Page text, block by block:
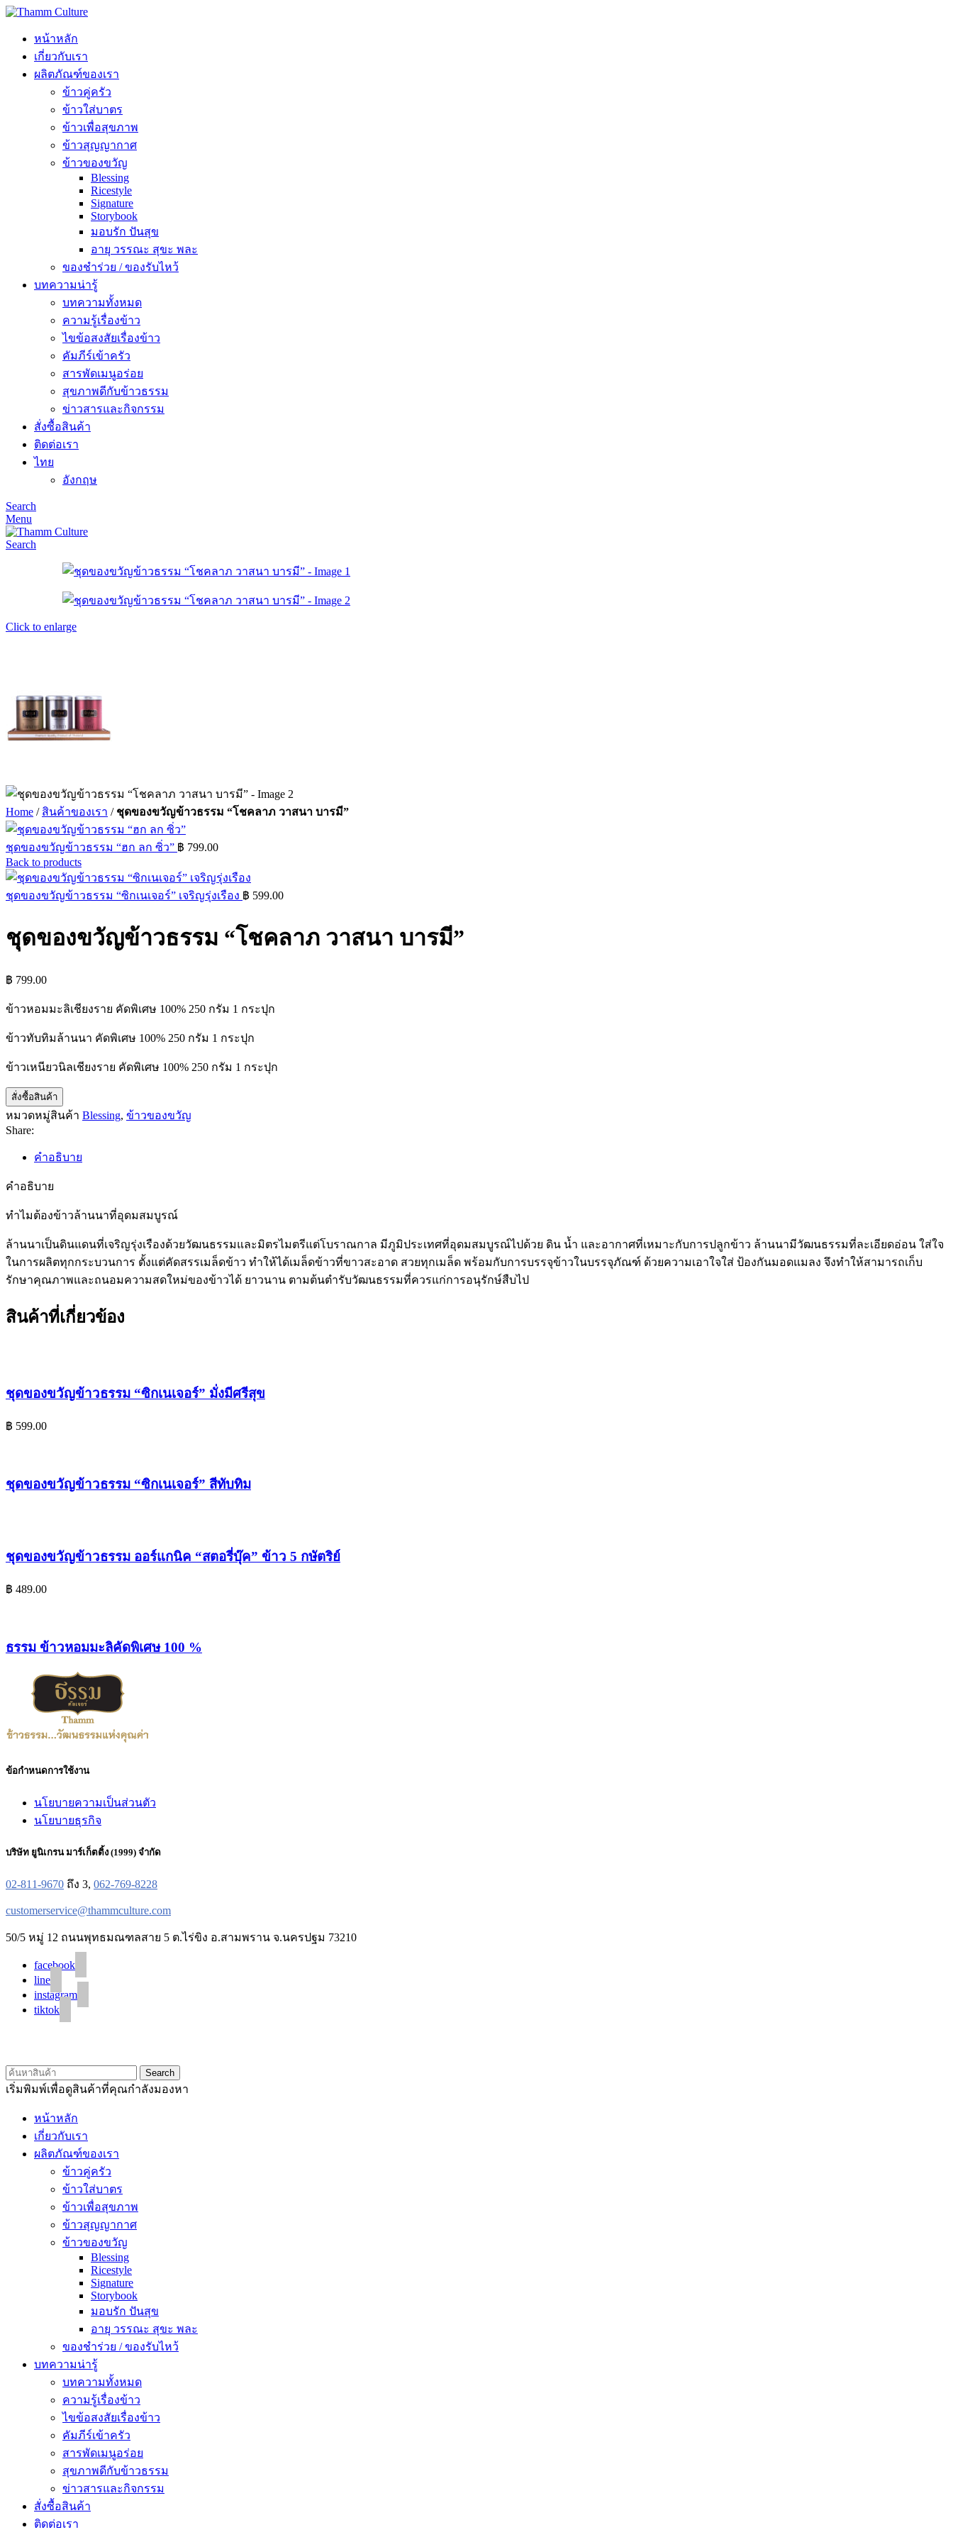
หน้าหลัก
เกี่ยวกับเรา
ผลิตภัณฑ์ของเรา
ข้าวคู่ครัว
ข้าวใส่บาตร
ข้าวเพื่อสุขภาพ
ข้าวสุญญากาศ
ข้าวของขวัญ
Blessing
Ricestyle
Signature
Storybook
มอบรัก ปันสุข
อายุ วรรณะ สุขะ พละ
ของชำร่วย / ของรับไหว้
บทความน่ารู้
บทความทั้งหมด
ความรู้เรื่องข้าว
ไขข้อสงสัยเรื่องข้าว
คัมภีร์เข้าครัว
สารพัดเมนูอร่อย
สุขภาพดีกับข้าวธรรม
ข่าวสารและกิจกรรม
สั่งซื้อสินค้า
ติดต่อเรา
ไทย
อังกฤษ
Search
Menu
Search
Click to enlarge
Home / สินค้าของเรา / ชุดของขวัญข้าวธรรม “โชคลาภ วาสนา บารมี”
ชุดของขวัญข้าวธรรม “ฮก ลก ซิ่ว” ฿ 799.00
Back to products
ชุดของขวัญข้าวธรรม “ซิกเนเจอร์” เจริญรุ่งเรือง ฿ 599.00
ชุดของขวัญข้าวธรรม “โชคลาภ วาสนา บารมี”
฿ 799.00
ข้าวหอมมะลิเชียงราย คัดพิเศษ 100% 250 กรัม 1 กระปุก
ข้าวทับทิมล้านนา คัดพิเศษ 100% 250 กรัม 1 กระปุก
ข้าวเหนียวนิลเชียงราย คัดพิเศษ 100% 250 กรัม 1 กระปุก
สั่งซื้อสินค้า
หมวดหมู่สินค้า Blessing, ข้าวของขวัญ
Share:
คำอธิบาย
คำอธิบาย
ทำไมต้องข้าวล้านนาที่อุดมสมบูรณ์
ล้านนาเป็นดินแดนที่เจริญรุ่งเรืองด้วยวัฒนธรรมและมิตรไมตรีแต่โบราณกาล มีภูมิประเทศที่อุดมสมบูรณ์ไปด้วย ดิน น้ำ และอากาศที่เหมาะกับการปลูกข้าว ล้านนามีวัฒนธรรมที่ละเอียดอ่อน ใส่ใจ
ในการผลิตทุกกระบวนการ ตั้งแต่คัดสรรเมล็ดข้าว ทำให้ได้เมล็ดข้าวที่ขาวสะอาด สวยทุกเมล็ด พร้อมกับการบรรจุข้าวในบรรจุภัณฑ์ ด้วยความเอาใจใส่ ป้องกันมอดแมลง จึงทำให้สามารถเก็บ
รักษาคุณภาพและถนอมความสดใหม่ของข้าวได้ ยาวนาน ตามต้นตำรับวัฒนธรรมที่ควรแก่การอนุรักษ์สืบไป
สินค้าที่เกี่ยวข้อง
ชุดของขวัญข้าวธรรม “ซิกเนเจอร์” มั่งมีศรีสุข
฿ 599.00
ชุดของขวัญข้าวธรรม “ซิกเนเจอร์” สีทับทิม
ชุดของขวัญข้าวธรรม ออร์แกนิค “สตอรี่บุ๊ค” ข้าว 5 กษัตริย์
฿ 489.00
ธรรม ข้าวหอมมะลิคัดพิเศษ 100 %
ข้อกำหนดการใช้งาน
นโยบายความเป็นส่วนตัว
นโยบายธุรกิจ
บริษัท ยูนิเกรน มาร์เก็ตติ้ง (1999) จำกัด
02-811-9670 ถึง 3, 062-769-8228
customerservice@thammculture.com
50/5 หมู่ 12 ถนนพุทธมณฑลสาย 5 ต.ไร่ขิง อ.สามพราน จ.นครปฐม 73210
facebook
line
instagram
tiktok
Search
เริ่มพิมพ์เพื่อดูสินค้าที่คุณกำลังมองหา
หน้าหลัก
เกี่ยวกับเรา
ผลิตภัณฑ์ของเรา
ข้าวคู่ครัว
ข้าวใส่บาตร
ข้าวเพื่อสุขภาพ
ข้าวสุญญากาศ
ข้าวของขวัญ
Blessing
Ricestyle
Signature
Storybook
มอบรัก ปันสุข
อายุ วรรณะ สุขะ พละ
ของชำร่วย / ของรับไหว้
บทความน่ารู้
บทความทั้งหมด
ความรู้เรื่องข้าว
ไขข้อสงสัยเรื่องข้าว
คัมภีร์เข้าครัว
สารพัดเมนูอร่อย
สุขภาพดีกับข้าวธรรม
ข่าวสารและกิจกรรม
สั่งซื้อสินค้า
ติดต่อเรา